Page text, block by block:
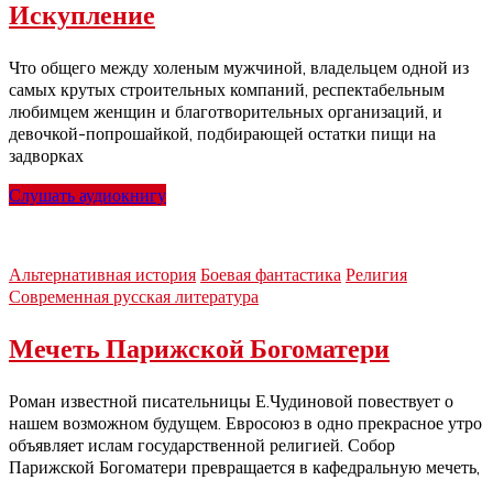
Искупление
Что общего между холеным мужчиной, владельцем одной из
самых крутых строительных компаний, респектабельным
любимцем женщин и благотворительных организаций, и
девочкой-попрошайкой, подбирающей остатки пищи на
задворках
Слушать аудиокнигу
Альтернативная история Боевая фантастика Религия
Современная русская литература
Мечеть Парижской Богоматери
Роман известной писательницы Е.Чудиновой повествует о
нашем возможном будущем. Евросоюз в одно прекрасное утро
объявляет ислам государственной религией. Собор
Парижской Богоматери превращается в кафедральную мечеть,